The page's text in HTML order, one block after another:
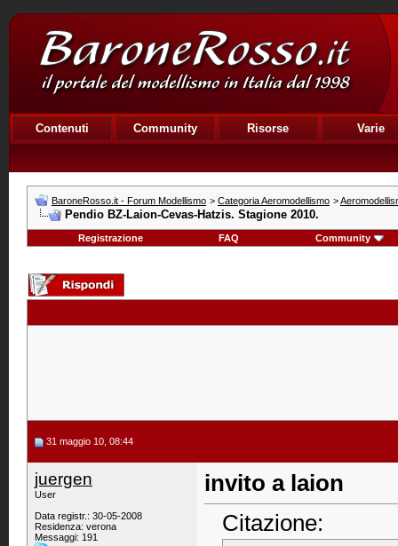
Contenuti Community Risorse Varie
BaroneRosso.it - Forum Modellismo > Categoria Aeromodellismo >
Pendio BZ-Laion-Cevas-Hatzis. Stagione 2010.
Registrazione FAQ Community
31 maggio 10, 08:44
juergen
User
Data registr.: 30-05-2008
Residenza: verona
Messaggi: 191
invito a laion
Citazione: